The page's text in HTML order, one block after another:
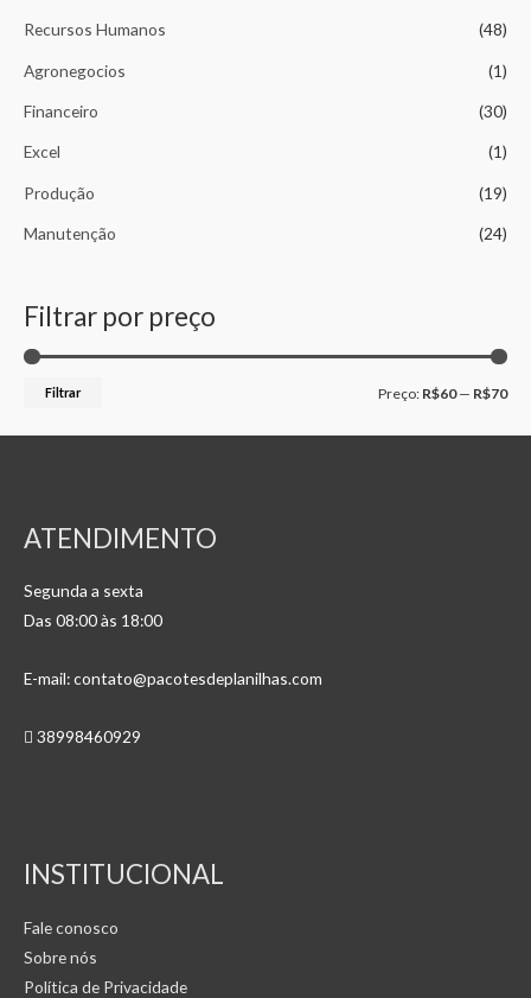
Recursos Humanos (48)
Agronegocios (1)
Financeiro (30)
Excel (1)
Produção (19)
Manutenção (24)
Filtrar por preço
Filtrar Preço: R$60— R$70
ATENDIMENTO
Segunda a sexta
Das 08:00 às 18:00
E-mail: contato@pacotesdeplanilhas.com
38998460929
INSTITUCIONAL
Fale conosco
Sobre nós
Política de Privacidade